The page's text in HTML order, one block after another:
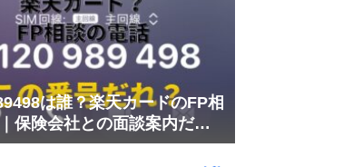
は誰？楽天カードのFP相
保険会社との面談案内だっ